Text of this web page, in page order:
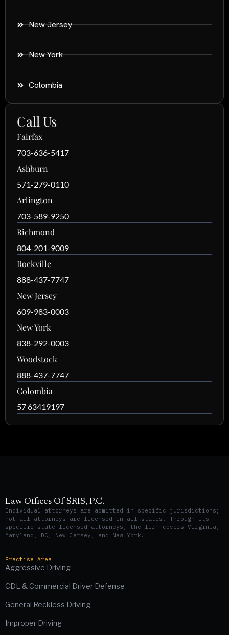
New Jersey
New York
Colombia
Call Us
Fairfax
703-636-5417
Ashburn
571-279-0110
Arlington
703-589-9250
Richmond
804-201-9009
Rockville
888-437-7747
New Jersey
609-983-0003
New York
838-292-0003
Woodstock
888-437-7747
Colombia
57 63419197
Law Offices Of SRIS, P.C.
Individual attorneys are admitted in specific jurisdictions;
not all attorneys are licensed in all states. Through its
specific state-licensed attorneys, the firm covers Virginia,
Maryland, DC, New Jersey, and New York.
Practise Area
Aggressive Driving
CDL & Commercial Driver Defense
General Reckless Driving
Improper Driving